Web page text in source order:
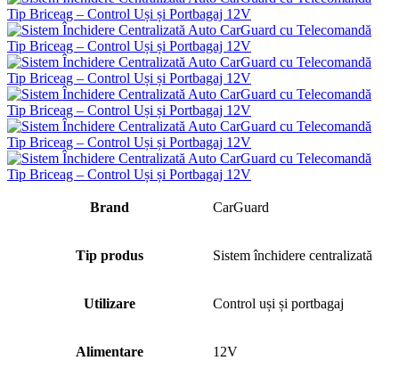
Brand CarGuard
Tip produs Sistem închidere centralizată
Utilizare Control uși și portbagaj
Alimentare 12V